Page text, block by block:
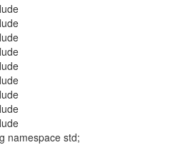
namespace std;